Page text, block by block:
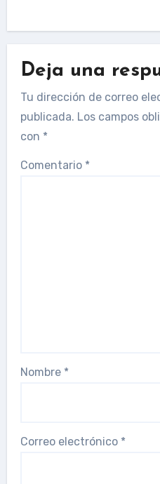
Deja una
Tu dirección de correo
publicada. Los campos
con *
Comentario *
Nombre *
Correo electrónico *